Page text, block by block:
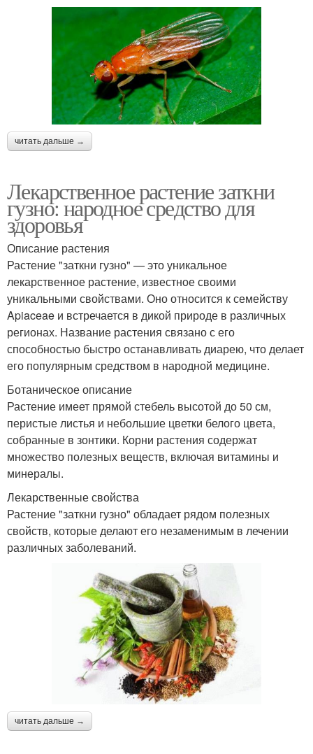
читать дальше →
Лекарственное растение заткни
гузно: народное средство для
здоровья
Описание растения
Растение "заткни гузно" — это уникальное
лекарственное растение, известное своими
уникальными свойствами. Оно относится к семейству
Apiaceae и встречается в дикой природе в различных
регионах. Название растения связано с его
способностью быстро останавливать диарею, что делает
его популярным средством в народной медицине.
Ботаническое описание
Растение имеет прямой стебель высотой до 50 см,
перистые листья и небольшие цветки белого цвета,
собранные в зонтики. Корни растения содержат
множество полезных веществ, включая витамины и
минералы.
Лекарственные свойства
Растение "заткни гузно" обладает рядом полезных
свойств, которые делают его незаменимым в лечении
различных заболеваний.
читать дальше →